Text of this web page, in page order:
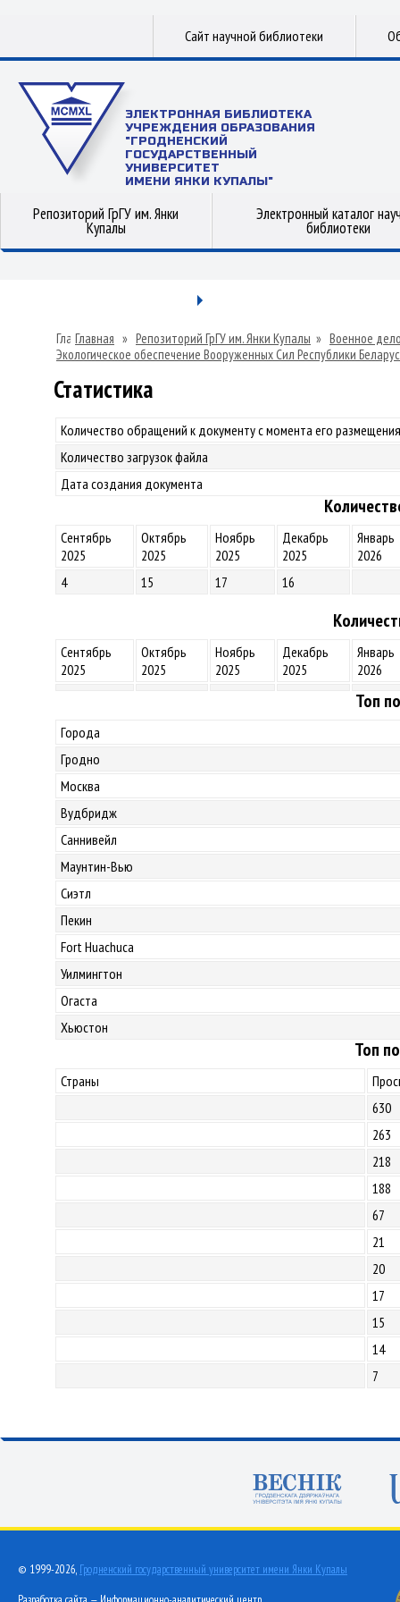
Сайт научной библиотеки
ЭЛЕКТРОННАЯ БИБЛИОТЕКА
УЧРЕЖДЕНИЯ ОБРАЗОВАНИЯ
"ГРОДНЕНСКИЙ
ГОСУДАРСТВЕННЫЙ
УНИВЕРСИТЕТ
ИМЕНИ ЯНКИ КУПАЛЫ"
Репозиторий ГрГУ им. Янки
Купалы
Электронный каталог
библиотеки
Главная » Репозиторий ГрГУ им. Янки Купалы » Военное
Экологическое обеспечение Вооруженных Сил Республики
Статистика
Количество обращений к документу с момента его
Количество загрузок файла
Дата создания документа
Сентябрь
2025
Октябрь
2025
Ноябрь
2025
Декабрь
2025
Январь
2026
4
15 17 16
Сентябрь
2025
Октябрь
2025
Ноябрь
2025
Декабрь
2025
Январь
2026
Топ
Города
Гродно
Москва
Вудбридж
Саннивейл
Маунтин-Вью
Сиэтл
Пекин
Fort Huachuca
Уилмингтон
Огаста
Хьюстон
Топ
Страны
630
263
218
188
67
21
20
17
15
14
7
© 1999-2026, Гродненский государственный университет имени Янки Купалы